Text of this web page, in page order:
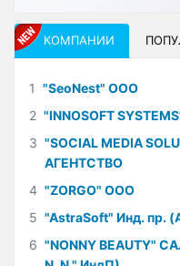
КОМПАНИИ
1 "SeoNest" ООО
2 "INNOSOFT
3 "SOCIAL MEDIA
АГЕНТСТВО
4 "ZORGO" ООО
5 "AstraSoft" Инд. пр.
6 "NONNY BEAUTY"